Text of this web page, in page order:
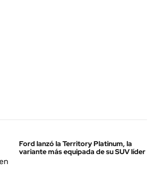
Ford lanzó la Territory Platinum, la
variante más equipada de su SUV líder